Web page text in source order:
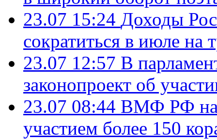
23.07 15:24 Доходы
сократиться в июле на
23.07 12:57 В
законопроект об
23.07 08:44 ВМФ РФ
участием более 150